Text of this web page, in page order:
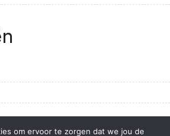
om ervoor te zorgen dat we jou de